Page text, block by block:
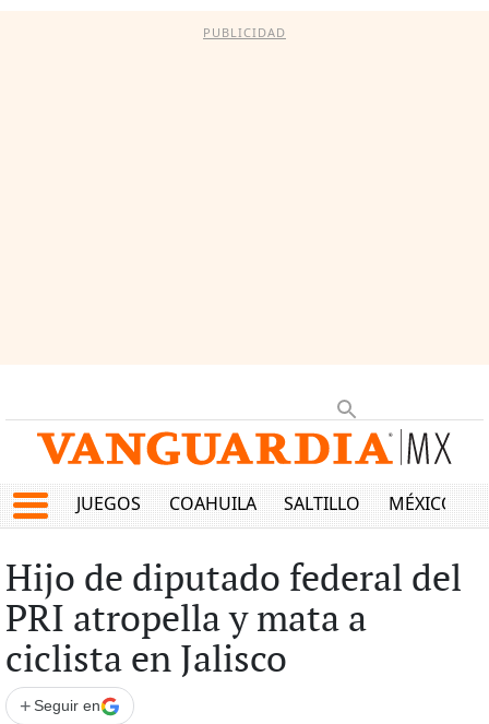
PUBLICIDAD
JUEGOS COAHUILA SALTILLO MÉXICO
Hijo de diputado federal del
PRI atropella y mata a
ciclista en Jalisco
+ Seguir en